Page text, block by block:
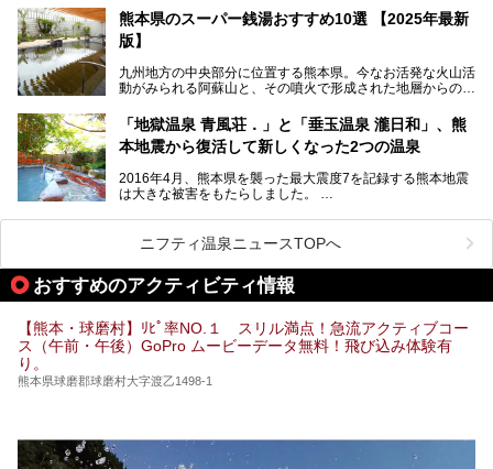
泉質であり、お湯の良さにも定評があります。
今回は地元九州の温泉ライターの私が実際に入浴した中か
設・家族風呂の3パターンに分類し、合計10施設を厳選して
ご紹介。ぜひ、湯めぐりの参考にして下さいね！
熊本県のスーパー銭湯おすすめ10選 【2025年最新
版】
九州地方の中央部分に位置する熊本県。今なお活発な火山活
動がみられる阿蘇山と、その噴火で形成された地層からの湧
す。
そんな熊本県は、県内の至るところから温泉が湧いている温
泉県でもあります。山鹿温泉、玉名温泉、黒川温泉、人吉温
出すスーパー銭湯が豊富です。なかでも注目のスーパー銭湯
をピックアップしました。
「地獄温泉 青風荘．」と「垂玉温泉 瀧日和」、熊
本地震から復活して新しくなった2つの温泉
2016年4月、熊本県を襲った最大震度7を記録する熊本地震
は大きな被害をもたらしました。
阿蘇山麓の南阿蘇村の「地獄温泉 清風荘」、そして「清風
荘」から400mほど離れた「垂玉（たるたま）温泉 山口旅
館」の2軒は、この地震による土砂崩れなどのために、一時
期は孤立状態に。もしかしたらこの時のニュースで、「地獄
温泉」と「垂玉温泉」の名前を知った人もいるかもしれませ
ん。
この2軒は今どうなっているのでしょうか。実は現在は「地
獄温泉 青風荘．」「垂玉温泉 瀧日和」として営業を再開し
します。
ニフティ温泉ニュースTOPへ
おすすめのアクティビティ情報
【熊本・球磨村】ﾘﾋﾟ率NO.１ スリル満点！急流アクティブコー
ス（午前・午後）GoPro ムービーデータ無料！飛び込み体験有
り。
熊本県球磨郡球磨村大字渡乙1498-1